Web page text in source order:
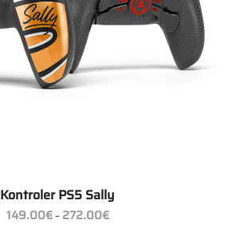
Kontroler PS5 Sally
149.00€– 272.00€Zakres
cen: